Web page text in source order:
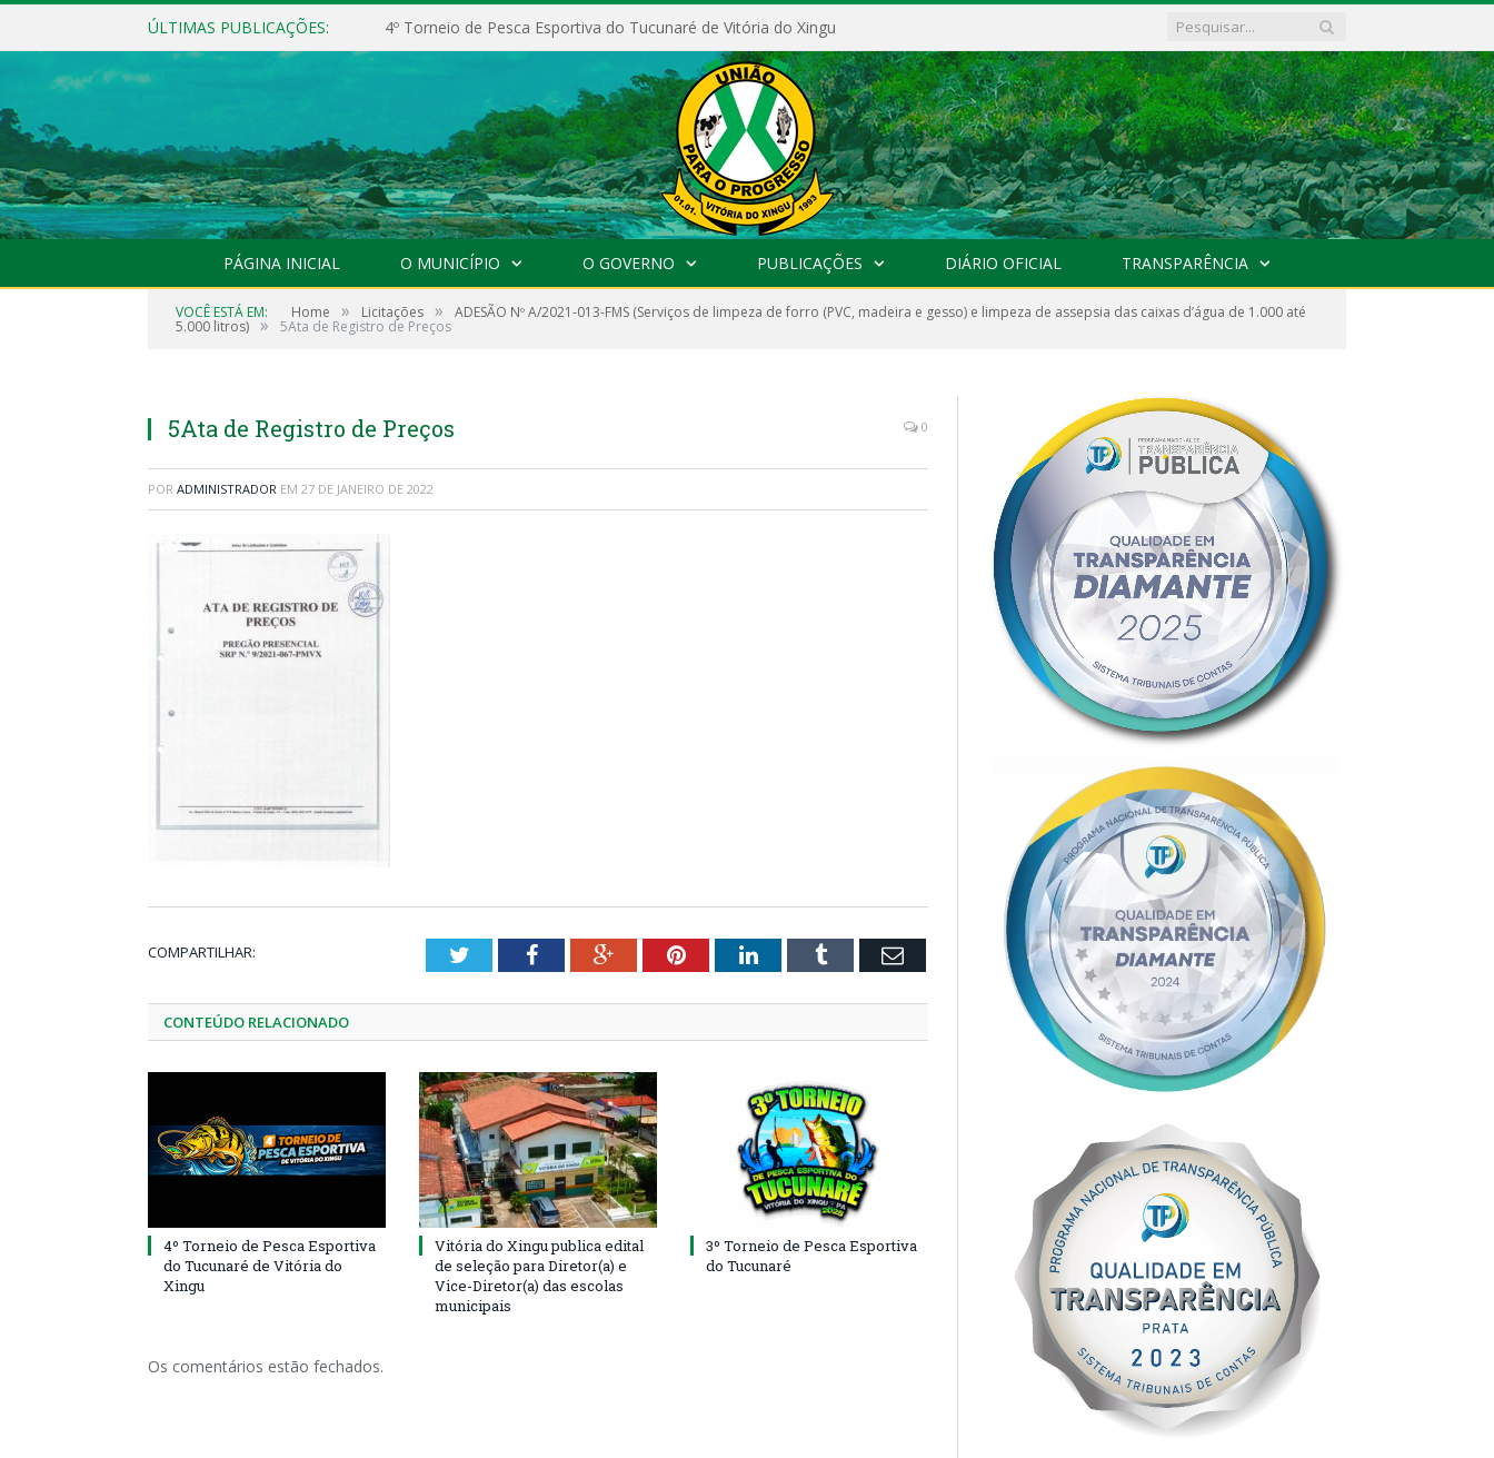
ÚLTIMAS PUBLICAÇÕES: 4º Torneio de Pesca Esportiva do Tucunaré de Vitória do Xingu
PÁGINA INICIAL O MUNICÍPIO O GOVERNO PUBLICAÇÕES DIÁRIO OFICIAL TRANSPARÊNCIA
VOCÊ ESTÁ EM: Home » Licitações » ADESÃO Nº A/2021-013-FMS (Serviços de limpeza de forro (PVC, madeira e gesso) e limpeza de assepsia das caixas d’água de 1.000 até
5.000 litros) » 5Ata de Registro de Preços
5Ata de Registro de Preços 0
POR ADMINISTRADOR EM 27 DE JANEIRO DE 2022
COMPARTILHAR: TwitterFacebookGoogle+PinterestLinkedInTumblr Email
CONTEÚDO RELACIONADO
4º Torneio de Pesca Esportiva
do Tucunaré de Vitória do
Xingu
Vitória do Xingu publica edital
de seleção para Diretor(a) e
Vice-Diretor(a) das escolas
municipais
3º Torneio de Pesca Esportiva
do Tucunaré
Os comentários estão fechados.